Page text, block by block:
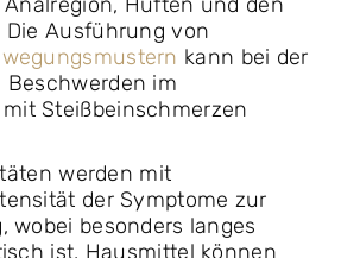
Ausführung von
kann bei der
im
Steißbeinschmerzen
werden mit
der Symptome zur
wobei besonders langes
ist. Hausmittel können